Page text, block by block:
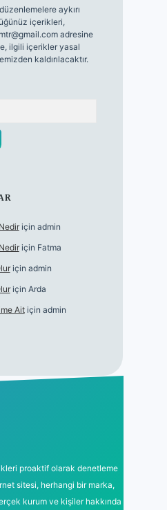
aykırı
içerikleri,
adresine
ilgili içerikler yasal
kaldırılacaktır.
için admin
için Fatma
için admin
için Arda
Aitiçin admin
proaktif olarak denetleme
sitesi, herhangi bir marka,
kurum ve kişiler hakkında